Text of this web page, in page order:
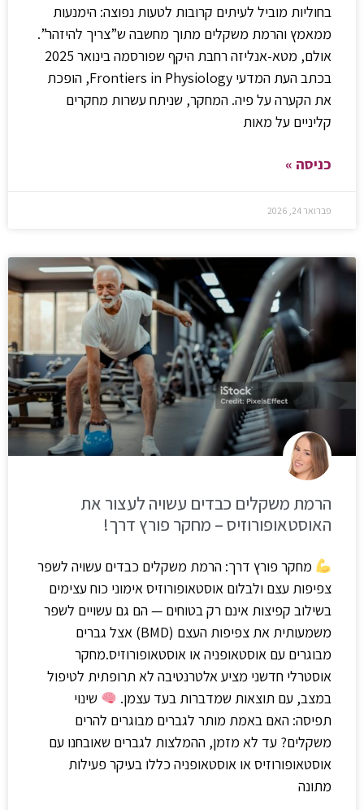
בחוליות מוביל לעיתים קרובות לטעות נפוצה: הימנעות
ממאמץ והרמת משקלים מתוך מחשבה ש”צריך להיזהר”.
אולם, מטא-אנליזה רחבת היקף שפורסמה בינואר 2025
בכתב העת המדעי Frontiers in Physiology, הופכת
את הקערה על פיה. המחקר, שניתח עשרות מחקרים
קליניים על מאות
כניסה »
פברואר 24, 2026
הרמת משקלים כבדים עשויה לעצור את
האוסטאופורוזיס – מחקר פורץ דרך!
מחקר פורץ דרך: הרמת משקלים כבדים עשויה לשפר
צפיפות עצם ולבלום אוסטאופורוזיס אימוני כוח עצימים
בשילוב קפיצות אינם רק בטוחים — הם גם עשויים לשפר
משמעותית את צפיפות העצם (BMD) אצל גברים
מבוגרים עם אוסטאופניה או אוסטאופורוזיס.מחקר
אוסטרלי חדשני מציע אלטרנטיבה לא תרופתית לטיפול
במצב, עם תוצאות שמדברות בעד עצמן.
שינוי
תפיסה: האם באמת מותר לגברים מבוגרים להרים
משקלים? עד לא מזמן, ההמלצות לגברים שאובחנו עם
אוסטאופורוזיס או אוסטאופניה כללו בעיקר פעילות
מתונה